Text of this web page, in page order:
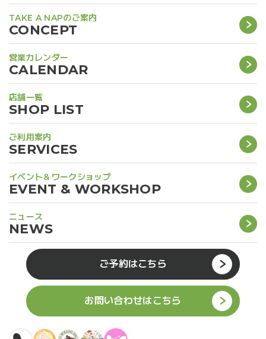
CONCEPT
TAKE A NAPのご案内
CALENDAR
営業カレンダー
SHOP LIST
店舗一覧
SERVICES
ご利用案内
EVENT & WORKSHOP
イベント＆ワークショップ
NEWS
ニュース
ご予約はこちら
お問い合わせはこちら